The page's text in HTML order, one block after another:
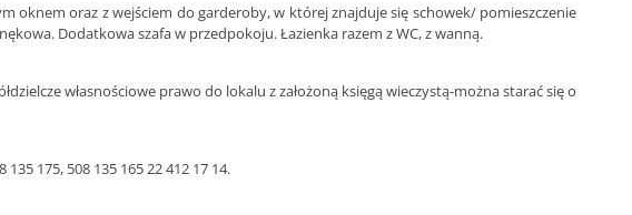
oknem oraz z wejściem do garderoby, w której znajduje się schowek/ pomieszczenie
Dodatkowa szafa w przedpokoju. Łazienka razem z WC, z wanną.
własnościowe prawo do lokalu z założoną księgą wieczystą-można starać się o
175, 508 135 165 22 412 17 14.